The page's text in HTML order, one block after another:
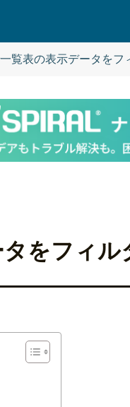
覧表の表示データをフ
をフィル